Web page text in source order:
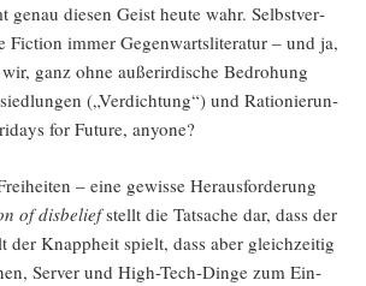
genau die­sen Geist heu­te wahr. Selbst­ver­
Fic­tion immer Gegen­warts­li­te­ra­tur – und ja,
ganz ohne außer­ir­di­sche Bedro­hung
(„Ver­dich­tung“) und Ratio­nie­run­
for Future, anyone?
– eine gewis­se Her­aus­for­de­rung
of dis­be­liefstellt die Tat­sa­che dar, dass der
der Knapp­heit spielt, dass aber gleich­zei­tig
Ser­ver und High-Tech-Din­ge zum Ein­